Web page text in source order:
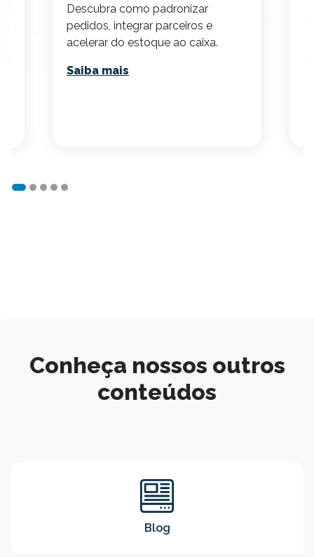
Descubra como padronizar
pedidos, integrar parceiros e
acelerar do estoque ao caixa.
Saiba mais
Conheça nossos outros
conteúdos
Blog